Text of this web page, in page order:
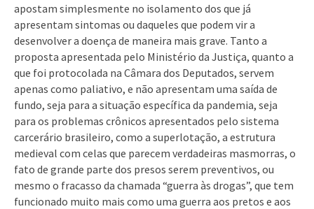
apostam simplesmente no isolamento dos que já
apresentam sintomas ou daqueles que podem vir a
desenvolver a doença de maneira mais grave. Tanto a
proposta apresentada pelo Ministério da Justiça, quanto a
que foi protocolada na Câmara dos Deputados, servem
apenas como paliativo, e não apresentam uma saída de
fundo, seja para a situação específica da pandemia, seja
para os problemas crônicos apresentados pelo sistema
carcerário brasileiro, como a superlotação, a estrutura
medieval com celas que parecem verdadeiras masmorras, o
fato de grande parte dos presos serem preventivos, ou
mesmo o fracasso da chamada “guerra às drogas”, que tem
funcionado muito mais como uma guerra aos pretos e aos